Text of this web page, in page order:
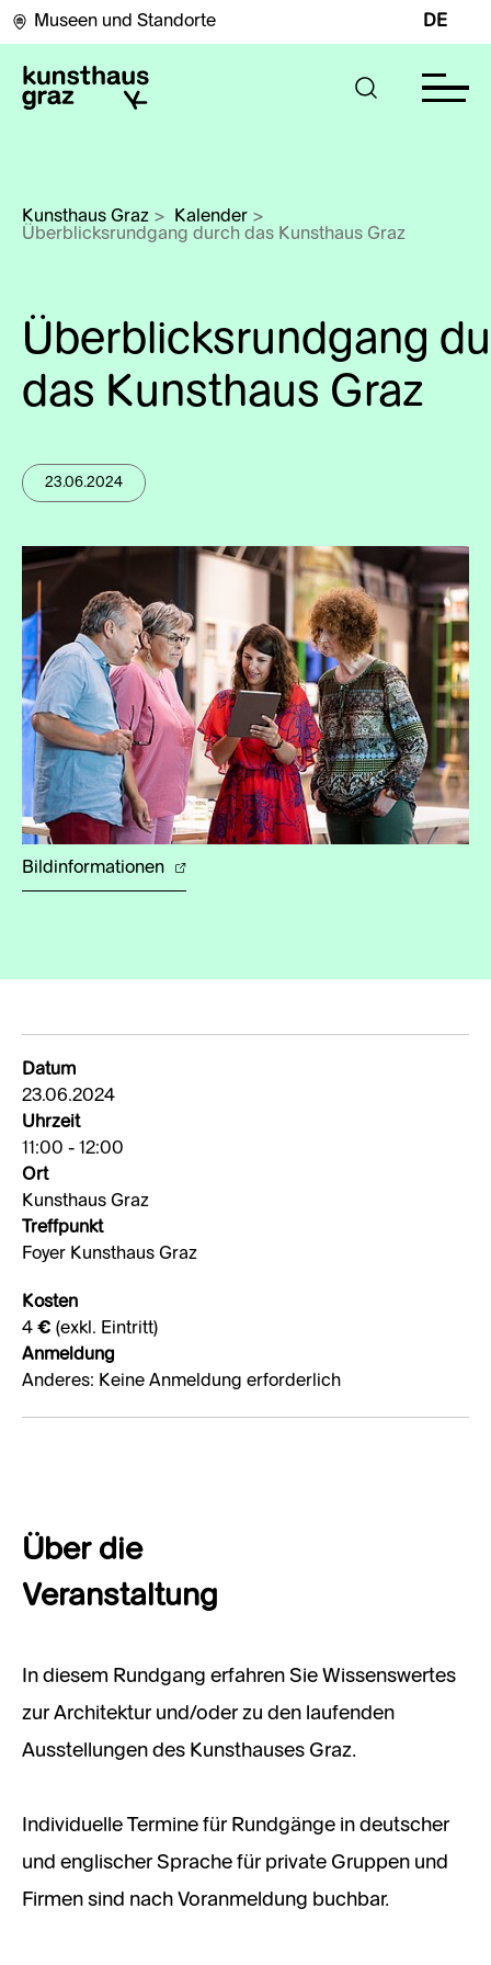
Museen und Standorte DE
Kunsthaus Graz > Kalender >
Überblicksrundgang durch das Kunsthaus Graz
Überblicksrundgang
das Kunsthaus Graz
23.06.2024
Bildinformationen
Datum
23.06.2024
Uhrzeit
11:00 - 12:00
Ort
Kunsthaus Graz
Treffpunkt
Foyer Kunsthaus Graz
Kosten
4 € (exkl. Eintritt)
Anmeldung
Anderes: Keine Anmeldung erforderlich
Über die
Veranstaltung
In diesem Rundgang erfahren Sie Wissenswertes
zur Architektur und/oder zu den laufenden
Ausstellungen des Kunsthauses Graz.
Individuelle Termine für Rundgänge in deutscher
und englischer Sprache für private Gruppen und
Firmen sind nach Voranmeldung buchbar.